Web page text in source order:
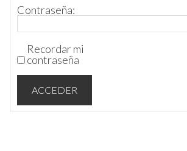
Contraseña:
Recordar mi
contraseña
ACCEDER